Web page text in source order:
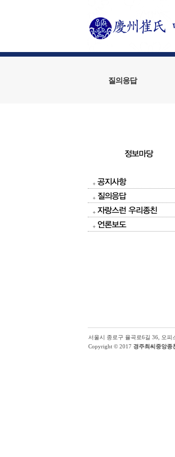
질의응답
정보마당
공지사항
질의응답
자랑스런 우리종친
언론보도
서울시 종로구 율곡로6길 36, 오
Copyright © 2017 경주최씨중앙종